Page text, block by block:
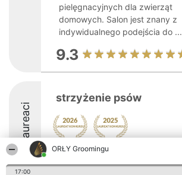
ORŁY Groomingu
17:00
pielęgnacyjnych dla zwierząt
domowych. Salon jest znany z
indywidualnego podejścia do ...
9.3
Laureaci
strzyżenie psów
8.6